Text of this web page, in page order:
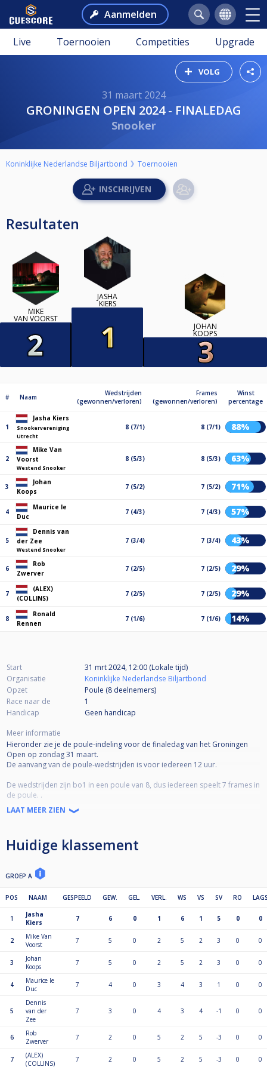
Aanmelden
Live Toernooien Competities Upgrade
VOLG
31 maart 2024
GRONINGEN OPEN 2024 - FINALEDAG
Snooker
Koninklijke Nederlandse Biljartbond Toernooien
Resultaten
MIKE
VAN VOORST
JASHA
KIERS
JOHAN
KOOPS
# Naam
Wedstrijden
(gewonnen/verloren)
Frames
(gewonnen/verloren)
Winst
percentage
1
Jasha Kiers
Snookervereniging
Utrecht
8 (7/1) 8 (7/1) 88%
2
Mike Van
Voorst
Westend Snooker
8 (5/3) 8 (5/3) 63%
3
Johan
Koops
7 (5/2) 7 (5/2) 71%
4
Maurice le
Duc
7 (4/3) 7 (4/3) 57%
5
Dennis van
der Zee
Westend Snooker
7 (3/4) 7 (3/4) 43%
6
Rob
Zwerver
7 (2/5) 7 (2/5) 29%
7
(ALEX)
(COLLINS)
7 (2/5) 7 (2/5) 29%
8
Ronald
Rennen
7 (1/6) 7 (1/6) 14%
Start
31 mrt 2024, 12:00 (Lokale tijd)
Organisatie
Koninklijke Nederlandse Biljartbond
Opzet
Poule (8 deelnemers)
Race naar de
1
Handicap
Geen handicap
Meer informatie
Hieronder zie je de poule-indeling voor de finaledag van het Groningen
Open op zondag 31 maart.
De aanvang van de poule-wedstrijden is voor iedereen 12 uur.
De wedstrijden zijn bo1 in een poule van 8, dus iedereen speelt 7 frames in
de poule. .
Vervolgens spelen de nrs1 en 2 de finale. De nrs 3 en 4 vd poule spelen
LAAT MEER ZIEN
Huidige klassement
GROEP A
POS NAAM GESPEELD GEW. GEL. VERL. WS VS SV RO
1
Jasha
Kiers
7 6 0 1 6 1 5 0 0
2
Mike Van
Voorst
7 5 0 2 5 2 3 0 0
3
Johan
Koops
7 5 0 2 5 2 3 0 0
4
Maurice le
Duc
7 4 0 3 4 3 1 0 0
5
Dennis
van der
Zee
7 3 0 4 3 4 -1 0 0
6
Rob
Zwerver
7 2 0 5 2 5 -3 0 0
7
(ALEX)
(COLLINS)
7 2 0 5 2 5 -3 0 0